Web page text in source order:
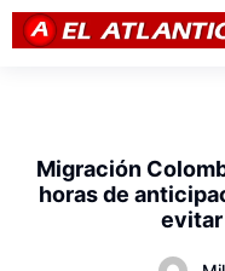
Migración
horas de